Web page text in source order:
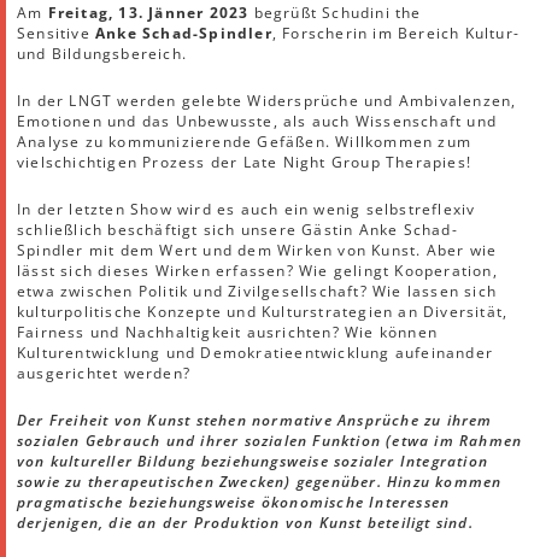
Am Freitag, 13. Jänner 2023 begrüßt Schudini the
Sensitive Anke Schad-Spindler, Forscherin im Bereich Kultur-
und Bildungsbereich.
In der LNGT werden gelebte Widersprüche und Ambivalenzen,
Emotionen und das Unbewusste, als auch Wissenschaft und
Analyse zu kommunizierende Gefäßen. Willkommen zum
vielschichtigen Prozess der Late Night Group Therapies!
In der letzten Show wird es auch ein wenig selbstreflexiv
schließlich beschäftigt sich unsere Gästin Anke Schad-
Spindler mit dem Wert und dem Wirken von Kunst. Aber wie
lässt sich dieses Wirken erfassen? Wie gelingt Kooperation,
etwa zwischen Politik und Zivilgesellschaft? Wie lassen sich
kulturpolitische Konzepte und Kulturstrategien an Diversität,
Fairness und Nachhaltigkeit ausrichten? Wie können
Kulturentwicklung und Demokratieentwicklung aufeinander
ausgerichtet werden?
Der Freiheit von Kunst stehen normative Ansprüche zu ihrem
sozialen Gebrauch und ihrer sozialen Funktion (etwa im Rahmen
von kultureller Bildung beziehungsweise sozialer Integration
sowie zu therapeutischen Zwecken) gegenüber. Hinzu kommen
pragmatische beziehungsweise ökonomische Interessen
derjenigen, die an der Produktion von Kunst beteiligt sind.